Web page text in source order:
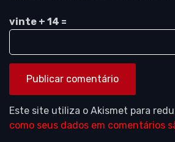
vinte + 14 =
Este site utiliza o Akismet para
como seus dados em comentários